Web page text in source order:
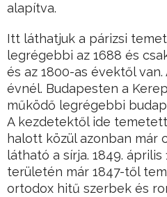
alapítva.
Itt láthatjuk a párizsi
legrégebbi az 1688 és
és az 1800-as évektől
évnél. Budapesten a
működő legrégebbi
A kezdetektől ide
halott közül azonban már
látható a sírja. 1849.
területén már 1847-től
ortodox hitű szerbek és